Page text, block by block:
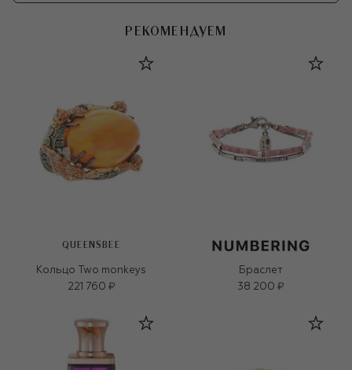
РЕКОМЕНДУЕМ
QUEENSBEE
Кольцо Two monkeys
221 760 ₽
Браслет
38 200 ₽